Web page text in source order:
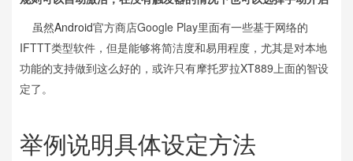
虽然Android官方商店Google Play里面有一些基于网络的
IFTTT类型软件，但是能够将简洁度和易用程度，尤其是对本地
功能的支持做到这么好的，或许只有摩托罗拉XT889上面的智设
定了。
举例说明具体设定方法